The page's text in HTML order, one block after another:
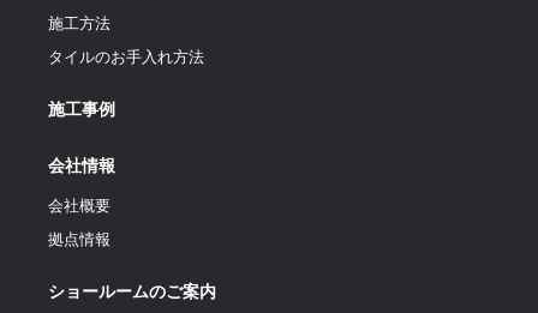
施工方法
タイルのお手入れ方法
施工事例
会社情報
会社概要
拠点情報
ショールームのご案内